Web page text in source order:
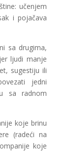
učenjem
i pojačava
sa drugima,
ljudi manje
sugestiju ili
jedni
sa radnom
koje brinu
(radeći na
koje